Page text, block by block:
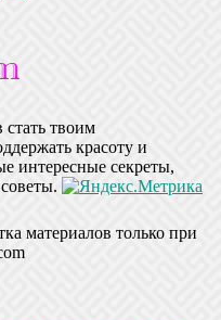
твоим
красоту и
интересные секреты,
материалов только при